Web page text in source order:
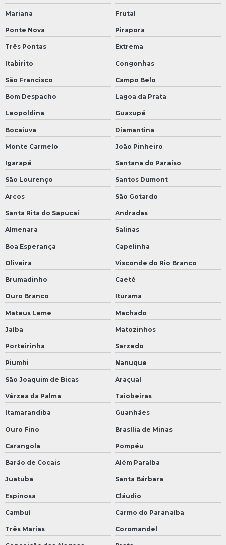
Mariana Frutal
Ponte Nova Pirapora
Três Pontas Extrema
Itabirito Congonhas
São Francisco Campo Belo
Bom Despacho Lagoa da Prata
Leopoldina Guaxupé
Bocaiuva Diamantina
Monte Carmelo João Pinheiro
Igarapé Santana do Paraíso
São Lourenço Santos Dumont
Arcos São Gotardo
Santa Rita do Sapucaí Andradas
Almenara Salinas
Boa Esperança Capelinha
Oliveira Visconde do Rio Branco
Brumadinho Caeté
Ouro Branco Iturama
Mateus Leme Machado
Jaíba Matozinhos
Porteirinha Sarzedo
Piumhi Nanuque
São Joaquim de Bicas Araçuaí
Várzea da Palma Taiobeiras
Itamarandiba Guanhães
Ouro Fino Brasília de Minas
Carangola Pompéu
Barão de Cocais Além Paraíba
Juatuba Santa Bárbara
Espinosa Cláudio
Cambuí Carmo do Paranaíba
Três Marias Coromandel